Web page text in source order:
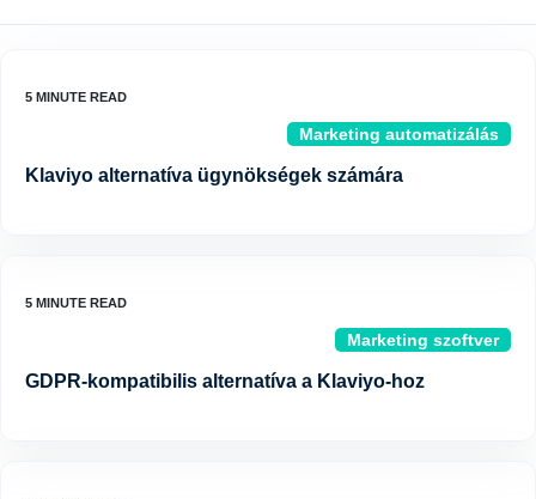
Marketing automatizálás
Klaviyo alternatíva ügynökségek számára
Marketing szoftver
GDPR-kompatibilis alternatíva a Klaviyo-hoz